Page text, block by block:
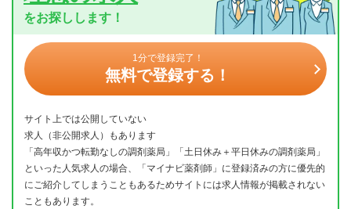
をお探しします！
1分で登録完了！
無料で登録する！
サイト上では公開していない
求人（非公開求人）もあります
「高年収かつ転勤なしの調剤薬局」「土日休み＋平日休みの調剤薬局」
といった人気求人の場合、「マイナビ薬剤師」に登録済みの方に優先的
にご紹介してしまうこともあるためサイトには求人情報が掲載されない
こともあります。